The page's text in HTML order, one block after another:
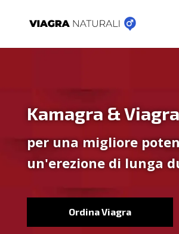
Kamagra &
per una migliore
un'erezione di lunga
Ordina Viagra